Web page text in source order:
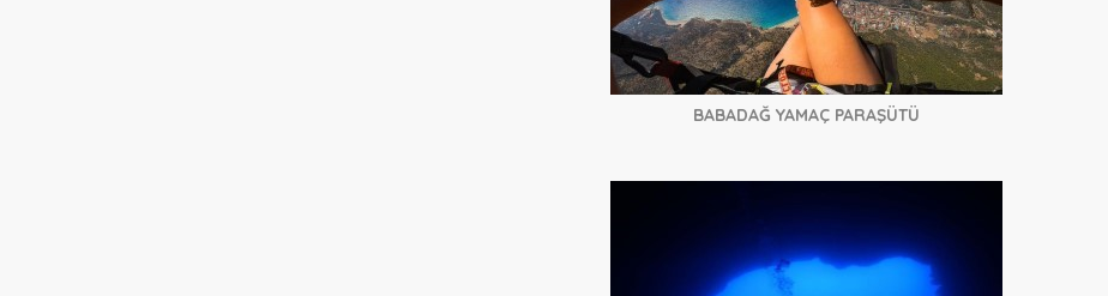
BABADAĞ YAMAÇ PARAŞÜTÜ